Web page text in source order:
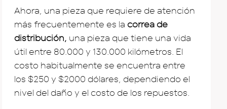
Ahora, una pieza que requiere de atención
más frecuentemente es la correa de
distribución, una pieza que tiene una vida
útil entre 80.000 y 130.000 kilómetros. El
costo habitualmente se encuentra entre
los $250 y $2000 dólares, dependiendo el
nivel del daño y el costo de los repuestos.